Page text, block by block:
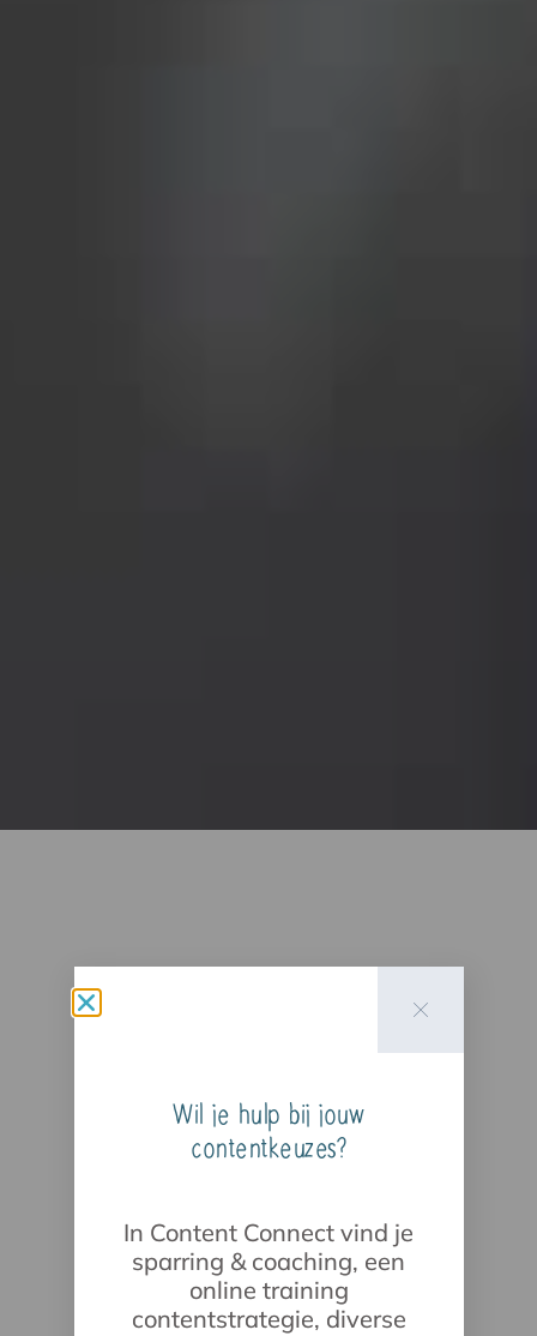
Wil je hulp bij jouw
contentkeuzes?
In Content Connect vind je
sparring & coaching, een
online training
contentstrategie, diverse